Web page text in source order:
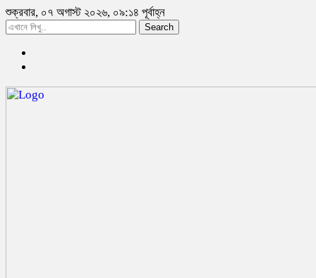
শুক্রবার, ০৭ অগাস্ট ২০২৬, ০৯:১৪ পূর্বাহ্ন
Search